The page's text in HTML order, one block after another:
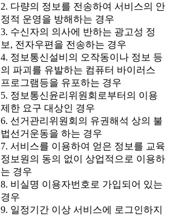
2. 다량의 정보를 전송하여 서비스의 안
정적 운영을 방해하는 경우
3. 수신자의 의사에 반하는 광고성 정
보, 전자우편을 전송하는 경우
4. 정보통신설비의 오작동이나 정보 등
의 파괴를 유발하는 컴퓨터 바이러스
프로그램등을 유포하는 경우
5. 정보통신윤리위원회로부터의 이용
제한 요구 대상인 경우
6. 선거관리위원회의 유권해석 상의 불
법선거운동을 하는 경우
7. 서비스를 이용하여 얻은 정보를 교육
정보원의 동의 없이 상업적으로 이용하
는 경우
8. 비실명 이용자번호로 가입되어 있는
경우
9. 일정기간 이상 서비스에 로그인하지